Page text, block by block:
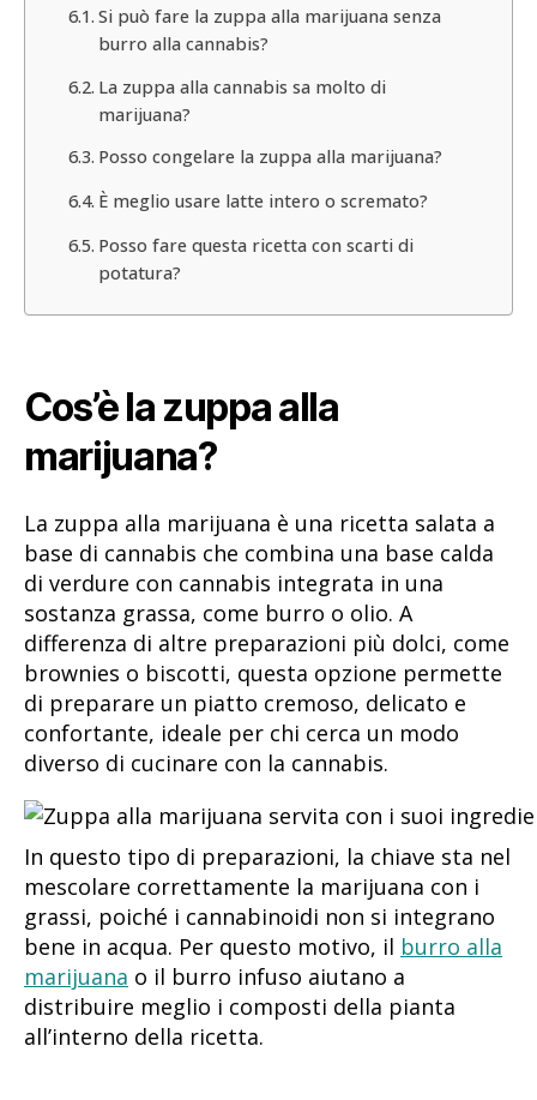
Si può fare la zuppa alla marijuana senza
burro alla cannabis?
La zuppa alla cannabis sa molto di
marijuana?
Posso congelare la zuppa alla marijuana?
È meglio usare latte intero o scremato?
Posso fare questa ricetta con scarti di
potatura?
Cos’è la zuppa alla
marijuana?
La zuppa alla marijuana è una ricetta salata a
base di cannabis che combina una base calda
di verdure con cannabis integrata in una
sostanza grassa, come burro o olio. A
differenza di altre preparazioni più dolci, come
brownies o biscotti, questa opzione permette
di preparare un piatto cremoso, delicato e
confortante, ideale per chi cerca un modo
diverso di cucinare con la cannabis.
In questo tipo di preparazioni, la chiave sta nel
mescolare correttamente la marijuana con i
grassi, poiché i cannabinoidi non si integrano
bene in acqua. Per questo motivo, il burro alla
marijuana o il burro infuso aiutano a
distribuire meglio i composti della pianta
all’interno della ricetta.